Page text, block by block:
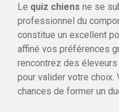
Le quiz chiens ne se
professionnel du
constitue un excellent
affiné vos préférences
rencontrez des
pour valider votre
chances de former un